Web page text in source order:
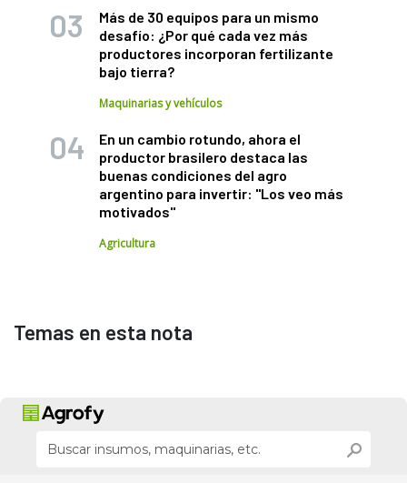
Más de 30 equipos para un mismo
desafío: ¿Por qué cada vez más
productores incorporan fertilizante
bajo tierra?
Maquinarias y vehículos
En un cambio rotundo, ahora el
productor brasilero destaca las
buenas condiciones del agro
argentino para invertir: "Los veo más
motivados"
Agricultura
Temas en esta nota